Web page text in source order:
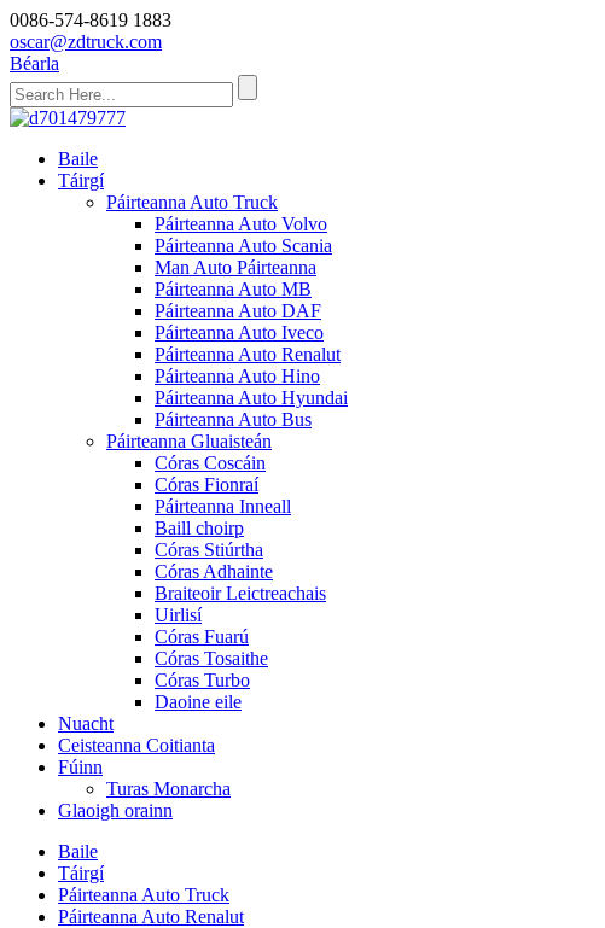
0086-574-8619 1883
oscar@zdtruck.com
Béarla
Baile
Táirgí
Páirteanna Auto Truck
Páirteanna Auto Volvo
Páirteanna Auto Scania
Man Auto Páirteanna
Páirteanna Auto MB
Páirteanna Auto DAF
Páirteanna Auto Iveco
Páirteanna Auto Renalut
Páirteanna Auto Hino
Páirteanna Auto Hyundai
Páirteanna Auto Bus
Páirteanna Gluaisteán
Córas Coscáin
Córas Fionraí
Páirteanna Inneall
Baill choirp
Córas Stiúrtha
Córas Adhainte
Braiteoir Leictreachais
Uirlisí
Córas Fuarú
Córas Tosaithe
Córas Turbo
Daoine eile
Nuacht
Ceisteanna Coitianta
Fúinn
Turas Monarcha
Glaoigh orainn
Baile
Táirgí
Páirteanna Auto Truck
Páirteanna Auto Renalut